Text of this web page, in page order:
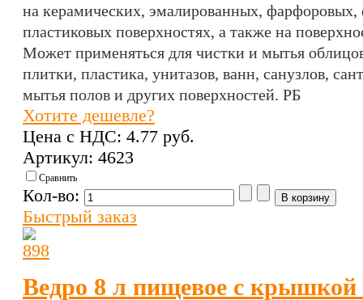
на керамических, эмалированных,
пластиковых поверхностях, а также на
Может применяться для чистки и мытья
плитки, пластика, унитазов, ванн, санузлов,
мытья полов и других поверхностей. РБ
Хотите дешевле?
Цена с НДС: 4.77 pуб.
Артикул: 4623
Сравнить
Кол-во:
Быстрый заказ
Ведро 8 л пищевое с